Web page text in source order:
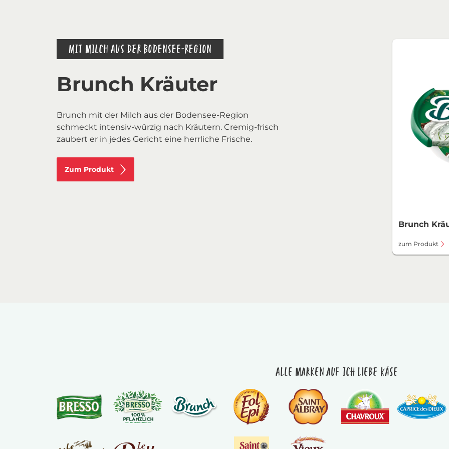
MIT MILCH AUS DER BODENSEE-REGION
Brunch Kräuter
Brunch mit der Milch aus der Bodensee-Region
schmeckt intensiv-würzig nach Kräutern. Cremig-frisch
zaubert er in jedes Gericht eine herrliche Frische.
Zum Produkt
Brunch
zum Produkt
Alle Marken auf Ich liebe Käse